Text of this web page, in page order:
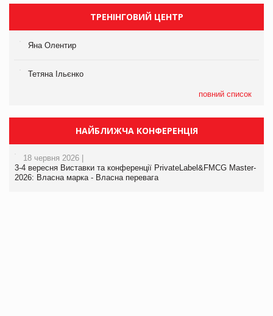
ТРЕНІНГОВИЙ ЦЕНТР
Яна Олентир
Тетяна Ільєнко
повний список
НАЙБЛИЖЧА КОНФЕРЕНЦІЯ
18 червня 2026 |
3-4 вересня Виставки та конференції PrivateLabel&FMCG Master-
2026: Власна марка - Власна перевага